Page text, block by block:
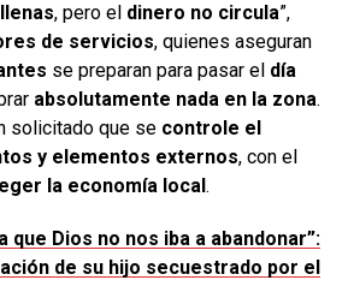
, pero el dinero no circula”,
de servicios, quienes aseguran
se preparan para pasar el día
absolutamente nada en la zona.
solicitado que se controle el
y elementos externos, con el
la economía local .
que Dios no nos iba a abandonar”:
de su hijo secuestrado por el